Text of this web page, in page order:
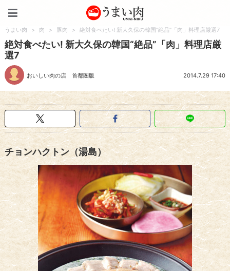
うまい肉 > 肉 > 豚肉 > 絶対食べたい! 新大久保の韓国“絶品”「肉」料理店厳選7
絶対食べたい! 新大久保の韓国“絶品”「肉」料理店厳
選7
おいしい肉の店 首都圏版 2014.7.29 17:40
チョンハクトン（湯島）